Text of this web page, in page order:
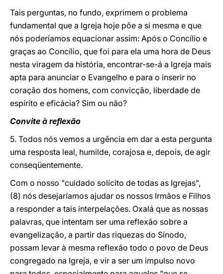
Tais perguntas, no fundo, exprimem o problema
fundamental que a Igreja hoje põe a si mesma e que
nós poderíamos equacionar assim: Após o Concílio e
graças ao Concílio, que foi para ela uma hora de Deus
nesta viragem da história, encontrar-se-á a Igreja mais
apta para anunciar o Evangelho e para o inserir no
coração dos homens, com convicção, liberdade de
espírito e eficácia? Sim ou não?
Convite à reflexão
5. Todos nós vemos a urgência em dar a esta pergunta
uma resposta leal, humilde, corajosa e, depois, de agir
conseqüentemente.
Com o nosso "cuidado solícito de todas as Igrejas",
(8) nós desejaríamos ajudar os nossos Irmãos e Filhos
a responder a tais interpelações. Oxalá que as nossas
palavras, que intentam ser uma reflexão sobre a
evangelização, a partir das riquezas do Sínodo,
possam levar à mesma reflexão todo o povo de Deus
congregado na Igreja, e vir a ser um impulso novo